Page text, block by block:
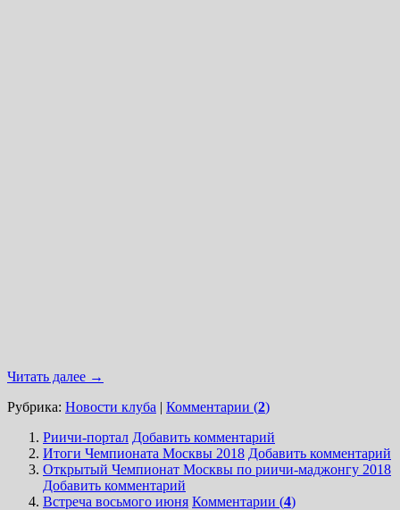
Читать далее →
Рубрика: Новости клуба | Комментарии (2)
Риичи-портал Добавить комментарий
Итоги Чемпионата Москвы 2018 Добавить комментарий
Открытый Чемпионат Москвы по риичи-маджонгу 2018
Добавить комментарий
Встреча восьмого июня Комментарии (4)